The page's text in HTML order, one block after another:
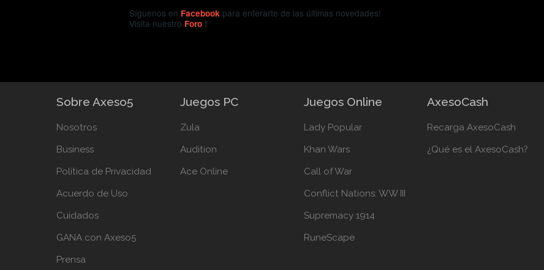
Síguenos en Facebook para enterarte de las últimas novedades!
Visita nuestro Foro !
Sobre Axeso5
Nosotros
Business
Política de Privacidad
Acuerdo de Uso
Cuidados
GANA con Axeso5
Prensa
Juegos PC
Zula
Audition
Ace Online
Juegos Online
Lady Popular
Khan Wars
Call of War
Conflict Nations: WW III
Supremacy 1914
RuneScape
AxesoCash
Recarga AxesoCash
¿Qué es el AxesoCash?